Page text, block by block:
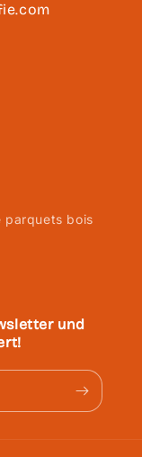
parquets bois
und